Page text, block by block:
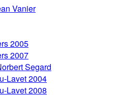
Vanier
2005
2007
Segard
Lavet 2004
Lavet 2008